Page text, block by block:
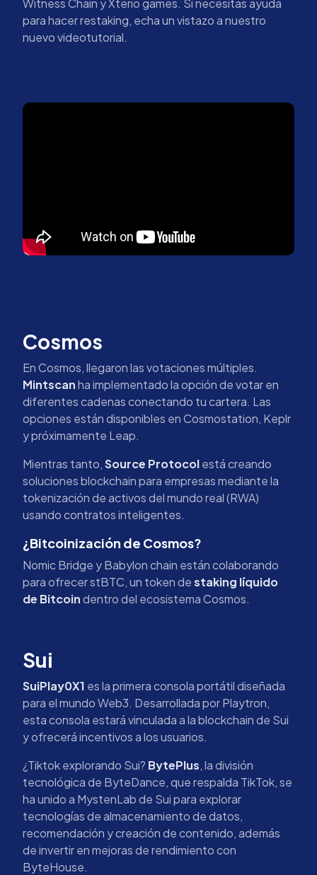
para hacer restaking, echa un vistazo a nuestro
nuevo videotutorial.
Cosmos
En Cosmos, llegaron las votaciones múltiples.
Mintscanha implementado la opción de votar en
diferentes cadenas conectando tu cartera. Las
opciones están disponibles en Cosmostation, Keplr
y próximamente Leap.
Mientras tanto,Source Protocolestá creando
soluciones blockchain para empresas mediante la
tokenización de activos del mundo real (RWA)
usando contratos inteligentes.
¿Bitcoinización de Cosmos?
Nomic Bridge y Babylon chain están colaborando
para ofrecer stBTC, un token destaking líquido
de Bitcoindentro del ecosistema Cosmos.
Sui
SuiPlay0X1 es la primera consola portátil diseñada
para el mundo Web3. Desarrollada por Playtron,
esta consola estará vinculada a la blockchain de Sui
y ofrecerá incentivos a los usuarios.
¿Tiktok explorando Sui? BytePlus, la división
tecnológica de ByteDance, que respalda TikTok, se
ha unido a MystenLab de Sui para explorar
tecnologías de almacenamiento de datos,
recomendación y creación de contenido, además
de invertir en mejoras de rendimiento con
ByteHouse.